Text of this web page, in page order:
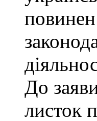
До
листок